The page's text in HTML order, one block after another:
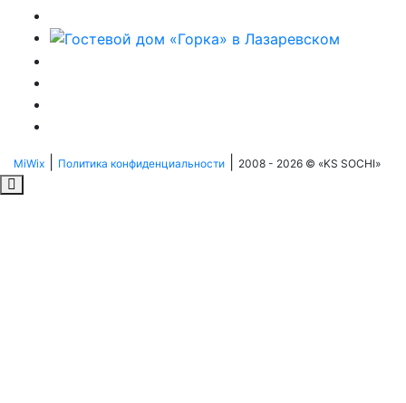
MiWix Политика конфиденциальности 2008 - 2026 © «KS SOCHI»